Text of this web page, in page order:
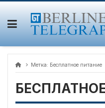
Skip
content
Метка: Бесплатное питание